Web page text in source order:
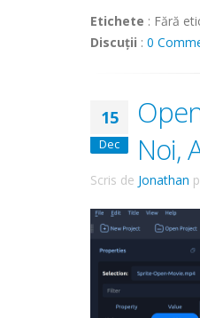
Etichete : Fără
Discuții : 0
15
Dec
Noi,
Scris de Jonathan